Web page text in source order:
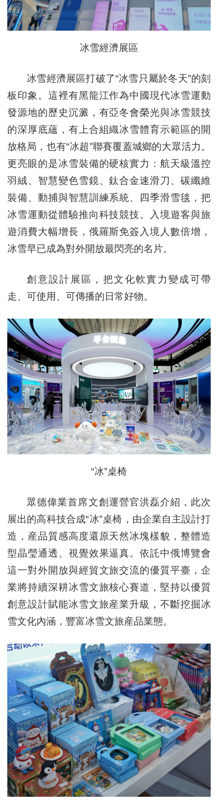
冰雪經濟展區
冰雪經濟展區打破了“冰雪只屬於冬天”的刻
板印象。這裡有黑龍江作為中國現代冰雪運動
發源地的歷史沉澱，有亞冬會榮光與冰雪競技
的深厚底蘊，有上合組織冰雪體育示範區的開
放格局，也有“冰超”聯賽覆蓋城鄉的大眾活力。
更亮眼的是冰雪裝備的硬核實力：航天級溫控
羽絨、智慧變色雪鏡、鈦合金速滑刀、碳纖維
裝備、動捕與智慧訓練系統、四季滑雪毯，把
冰雪運動從體驗推向科技競技。入境遊客與旅
遊消費大幅增長，俄羅斯免簽入境人數倍增，
冰雪早已成為對外開放最閃亮的名片。
創意設計展區，把文化軟實力變成可帶
走、可使用、可傳播的日常好物。
“冰”桌椅
眾德偉業首席文創運營官洪磊介紹，此次
展出的高科技合成“冰”桌椅，由企業自主設計打
造，産品質感高度還原天然冰塊樣貌，整體造
型晶瑩通透、視覺效果逼真。依託中俄博覽會
這一對外開放與經貿文旅交流的優質平臺，企
業將持續深耕冰雪文旅核心賽道，堅持以優質
創意設計賦能冰雪文旅産業升級，不斷挖掘冰
雪文化內涵，豐富冰雪文旅産品業態。